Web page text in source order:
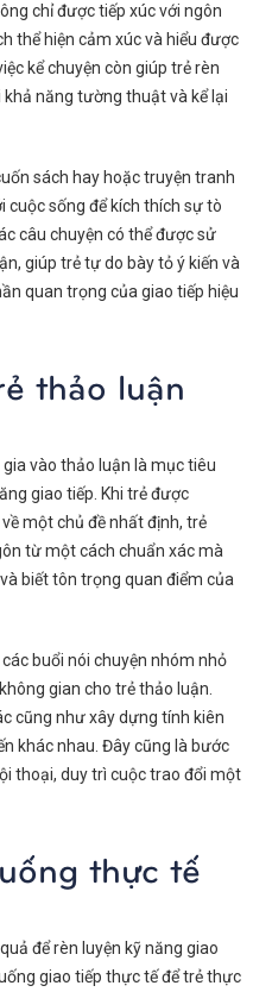
chỉ được tiếp xúc với ngôn
thể hiện cảm xúc và hiểu được
kể chuyện còn giúp trẻ rèn
năng tường thuật và kể lại
sách hay hoặc truyện tranh
cuộc sống để kích thích sự tò
câu chuyện có thể được sử
giúp trẻ tự do bày tỏ ý kiến và
quan trọng của giao tiếp hiệu
thảo luận
vào thảo luận là mục tiêu
giao tiếp. Khi trẻ được
một chủ đề nhất định, trẻ
từ một cách chuẩn xác mà
biết tôn trọng quan điểm của
buổi nói chuyện nhóm nhỏ
gian cho trẻ thảo luận.
cũng như xây dựng tính kiên
khác nhau. Đây cũng là bước
thoại, duy trì cuộc trao đổi một
thực tế
để rèn luyện kỹ năng giao
giao tiếp thực tế để trẻ thực